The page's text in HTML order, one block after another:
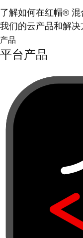
了解如何在红帽® 混
我们的云产品和解决
产品
平台产品